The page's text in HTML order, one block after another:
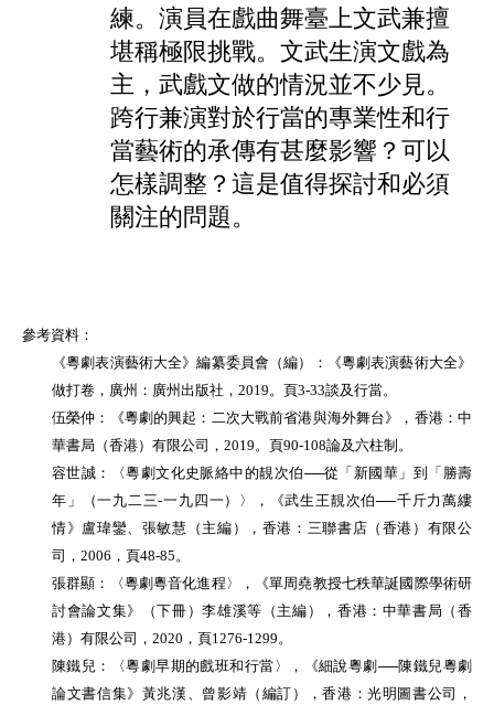
練。演員在戲曲舞臺上文武兼擅
堪稱極限挑戰。文武生演文戲為
主，武戲文做的情況並不少見。
跨行兼演對於行當的專業性和行
當藝術的承傳有甚麼影響？可以
怎樣調整？這是值得探討和必須
關注的問題。
參考資料：
《粵劇表演藝術大全》編纂委員會（編）：《粵劇表演藝術大全》
做打卷，廣州：廣州出版社，2019。頁3-33談及行當。
伍榮仲：《粵劇的興起：二次大戰前省港與海外舞台》，香港：中
華書局（香港）有限公司，2019。頁90-108論及六柱制。
容世誠：〈粵劇文化史脈絡中的靚次伯──從「新國華」到「勝壽
年」（一九二三-一九四一）〉，《武生王靚次伯──千斤力萬縷
情》盧瑋鑾、張敏慧（主編），香港：三聯書店（香港）有限公
司，2006，頁48-85。
張群顯：〈粵劇粵音化進程〉，《單周堯教授七秩華誕國際學術研
討會論文集》（下冊）李雄溪等（主編），香港：中華書局（香
港）有限公司，2020，頁1276-1299。
陳鐵兒：〈粵劇早期的戲班和行當〉，《細說粵劇──陳鐵兒粵劇
論文書信集》黃兆漢、曾影靖（編訂 ）
，香港：光明圖書公司，